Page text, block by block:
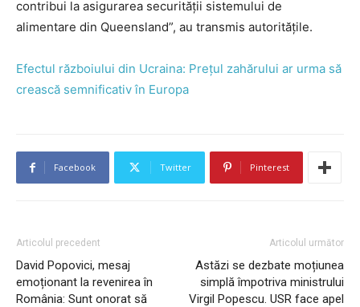
contribui la asigurarea securității sistemului de
alimentare din Queensland”, au transmis autoritățile.
Efectul războiului din Ucraina: Prețul zahărului ar urma să
crească semnificativ în Europa
Facebook Twitter Pinterest
Articolul precedent
David Popovici, mesaj
emoționant la revenirea în
România: Sunt onorat să
Articolul următor
Astăzi se dezbate moțiunea
simplă împotriva ministrului
Virgil Popescu. USR face apel